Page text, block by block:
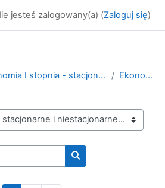
jesteś zalogowany(a) (Zaloguj się)
Ekonomia I stopnia - stacjonarne i niestacjonarne Ekonomia rok II
Wyszukaj kursy